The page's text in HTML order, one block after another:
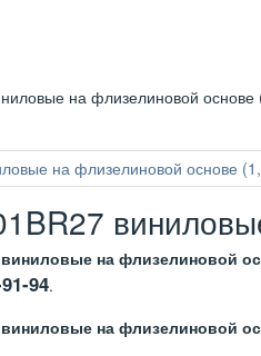
на флизелиновой
на флизелиновой основе
на флизелиновой
94.
на флизелиновой